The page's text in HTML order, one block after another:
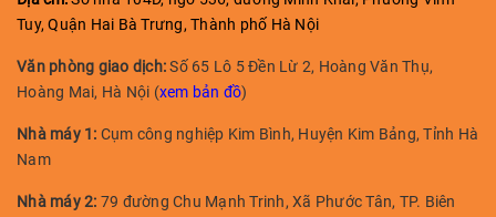
Tuy, Quận Hai Bà Trưng, Thành phố Hà Nội
Văn phòng giao dịch:Số 65 Lô 5 Đền Lừ 2, Hoàng Văn Thụ,
Hoàng Mai, Hà Nội (xem bản đồ)
Nhà máy 1: Cụm công nghiệp Kim Bình, Huyện Kim Bảng, Tỉnh Hà
Nam
Nhà máy 2: 79 đường Chu Mạnh Trinh, Xã Phước Tân, TP. Biên